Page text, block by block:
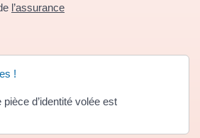
l’assurance
!
d’identité volée est